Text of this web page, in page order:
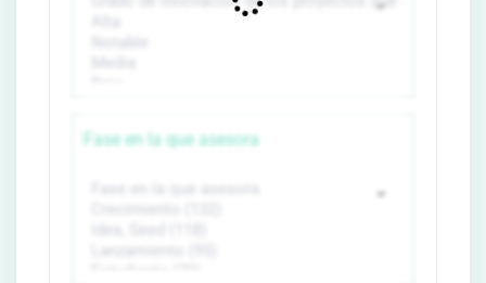
Fase en la que asesora